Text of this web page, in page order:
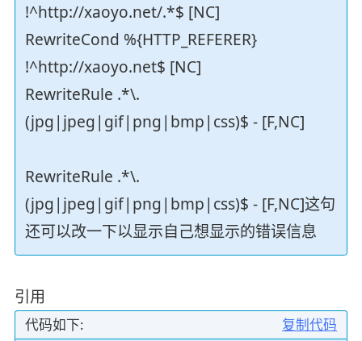
!^http://xaoyo.net/.*$ [NC]
RewriteCond %{HTTP_REFERER}
!^http://xaoyo.net$ [NC]
RewriteRule .*\.
(jpg|jpeg|gif|png|bmp|css)$ - [F,NC]
RewriteRule .*\.
(jpg|jpeg|gif|png|bmp|css)$ - [F,NC]这句
还可以改一下以显示自己想显示的错误信息
引用
复制代码
代码如下: